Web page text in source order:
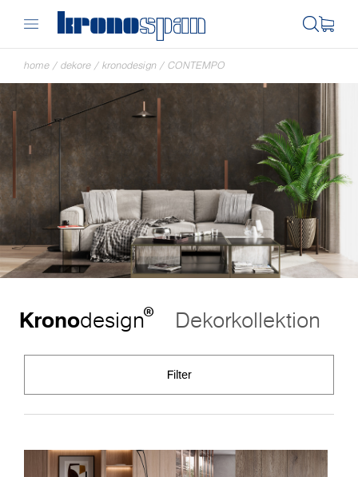
home / dekore / kronodesign / CONTEMPO
Kronodesign® Dekorkollektion
Filter